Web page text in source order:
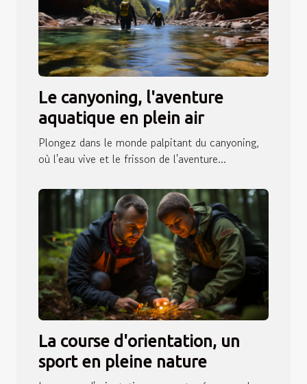
Le canyoning, l'aventure
aquatique en plein air
Plongez dans le monde palpitant du canyoning,
où l'eau vive et le frisson de l'aventure...
La course d'orientation, un
sport en pleine nature